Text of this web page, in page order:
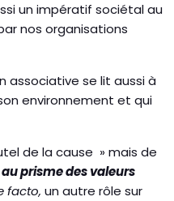
un impératif sociétal au
nos organisations
associative se lit aussi à
environnement et qui
de la cause » mais de
prisme des valeurs
facto, un autre rôle sur